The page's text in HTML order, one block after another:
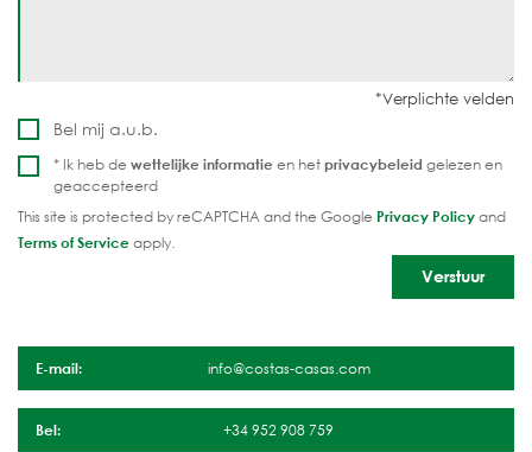
Bel mij a.u.b.
* Ik heb de wettelijke informatie en hetprivacybeleid gelezen en
geaccepteerd
This site is protected by reCAPTCHA and the Google Privacy Policyand
Terms of Serviceapply.
E-mail: info@costas-casas.com
Bel: +34 952 908 759